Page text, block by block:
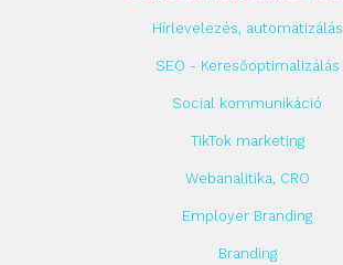
Hírlevelezés, automatizálás
SEO - Keresőoptimalizálás
Social kommunikáció
TikTok marketing
Webanalitika, CRO
Employer Branding
Branding